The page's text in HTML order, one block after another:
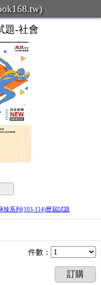
題-社會
辣系列(103-114)歷屆試題
件數 ：
訂購